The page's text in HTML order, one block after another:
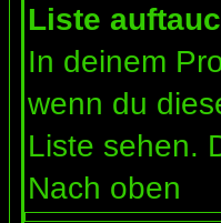
Liste
In deinem
wenn du
Liste sehen.
Nach oben